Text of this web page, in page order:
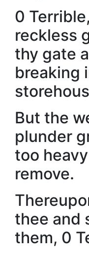
0
reckless
thy gate
breaking
But the
plunder
too
remove.
thee and
them, 0